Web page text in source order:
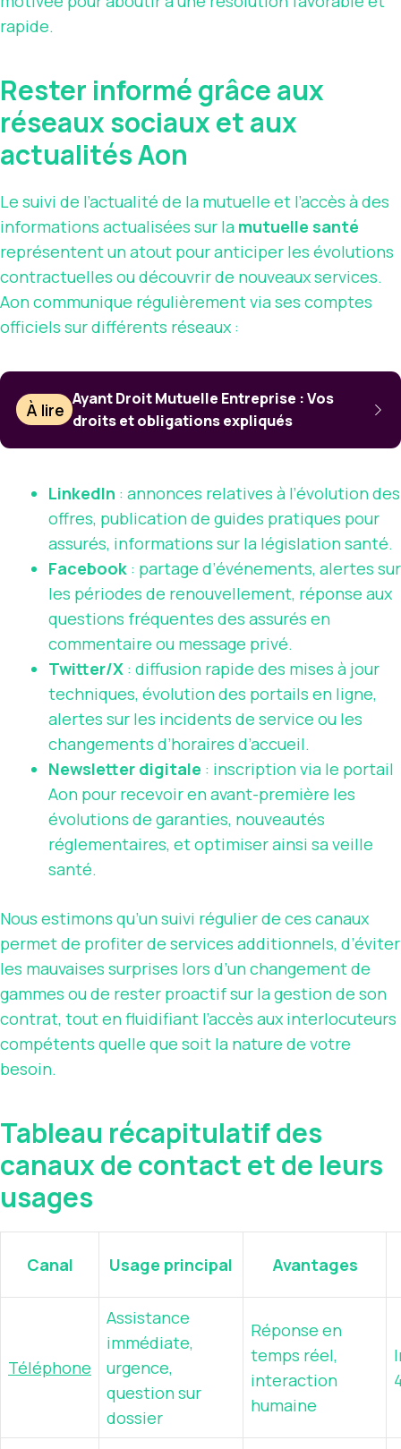
rapide.
Rester informé grâce aux
réseaux sociaux et aux
actualités Aon
Le suivi de l’actualité de la mutuelle et l’accès à des
informations actualisées sur la mutuelle santé
représentent un atout pour anticiper les évolutions
contractuelles ou découvrir de nouveaux services.
Aon communique régulièrement via ses comptes
officiels sur différents réseaux :
À lire
Ayant Droit Mutuelle Entreprise : Vos
droits et obligations expliqués
LinkedIn : annonces relatives à l’évolution des
offres, publication de guides pratiques pour
assurés, informations sur la législation santé.
Facebook : partage d’événements, alertes sur
les périodes de renouvellement, réponse aux
questions fréquentes des assurés en
commentaire ou message privé.
Twitter/X : diffusion rapide des mises à jour
techniques, évolution des portails en ligne,
alertes sur les incidents de service ou les
changements d’horaires d’accueil.
Newsletter digitale : inscription via le portail
Aon pour recevoir en avant-première les
évolutions de garanties, nouveautés
réglementaires, et optimiser ainsi sa veille
santé.
Nous estimons qu’un suivi régulier de ces canaux
permet de profiter de services additionnels, d’éviter
les mauvaises surprises lors d’un changement de
gammes ou de rester proactif sur la gestion de son
contrat, tout en fluidifiant l’accès aux interlocuteurs
compétents quelle que soit la nature de votre
besoin.
Tableau récapitulatif des
canaux de contact et de leurs
usages
Canal Usage principal Avantages
Téléphone
Assistance
immédiate,
urgence,
question sur
dossier
Réponse en
temps réel,
interaction
humaine